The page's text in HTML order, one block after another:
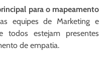
para o mapeamento
equipes de Marketing e
todos estejam presentes
de empatia.